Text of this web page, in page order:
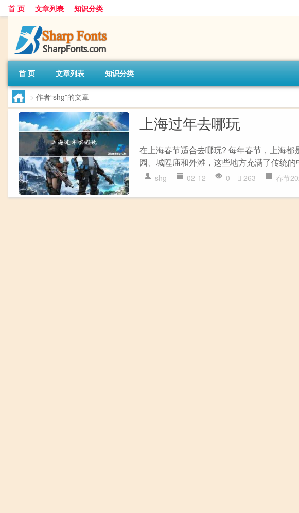
首 页 文章列表 知识分类
首 页 文章列表 知识分类
> 作者“shg”的文章
上海过年去哪玩
在上海春节适合去哪玩? 每年春节，上海
园、城隍庙和外滩，这些地方充满了传统
shg 02-12 0 263 春节